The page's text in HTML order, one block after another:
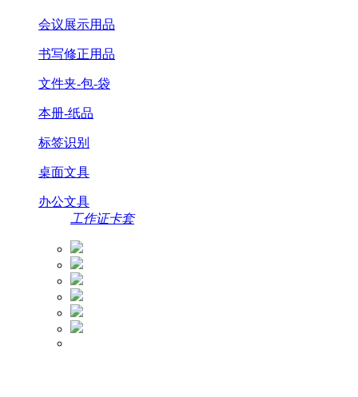
会议展示用品
书写修正用品
文件夹-包-袋
本册-纸品
标签识别
桌面文具
办公文具
工作证卡套